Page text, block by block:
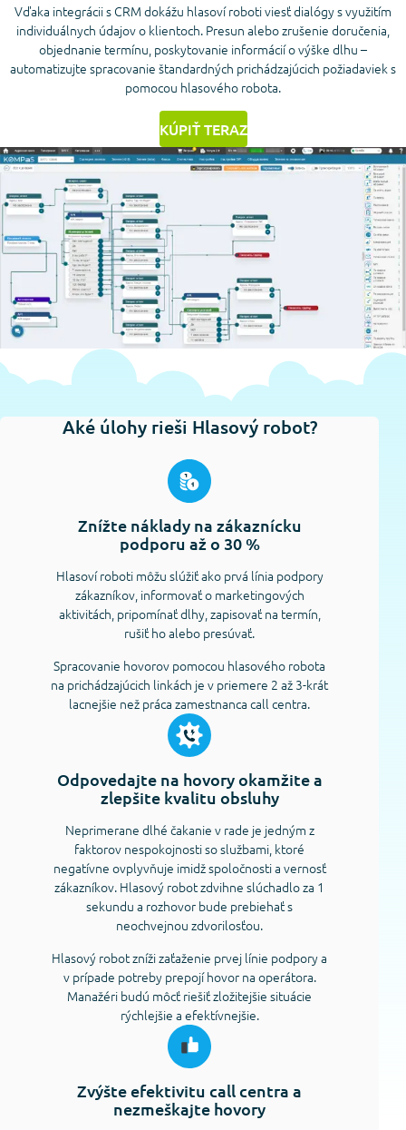
Vďaka integrácii s CRM dokážu hlasoví roboti viesť dialógy s využitím
individuálnych údajov o klientoch. Presun alebo zrušenie doručenia,
objednanie termínu, poskytovanie informácií o výške dlhu –
automatizujte spracovanie štandardných prichádzajúcich požiadaviek s
pomocou hlasového robota.
KÚPIŤ TERAZ
Aké úlohy rieši Hlasový robot?
Znížte náklady na zákaznícku
podporu až o 30 %
Hlasoví roboti môžu slúžiť ako prvá línia podpory
zákazníkov, informovať o marketingových
aktivitách, pripomínať dlhy, zapisovať na termín,
rušiť ho alebo presúvať.
Spracovanie hovorov pomocou hlasového robota
na prichádzajúcich linkách je v priemere 2 až 3-krát
lacnejšie než práca zamestnanca call centra.
Odpovedajte na hovory okamžite a
zlepšite kvalitu obsluhy
Neprimerane dlhé čakanie v rade je jedným z
faktorov nespokojnosti so službami, ktoré
negatívne ovplyvňuje imidž spoločnosti a vernosť
zákazníkov. Hlasový robot zdvihne slúchadlo za 1
sekundu a rozhovor bude prebiehať s
neochvejnou zdvorilosťou.
Hlasový robot zníži zaťaženie prvej línie podpory a
v prípade potreby prepojí hovor na operátora.
Manažéri budú môcť riešiť zložitejšie situácie
rýchlejšie a efektívnejšie.
Zvýšte efektivitu call centra a
nezmeškajte hovory